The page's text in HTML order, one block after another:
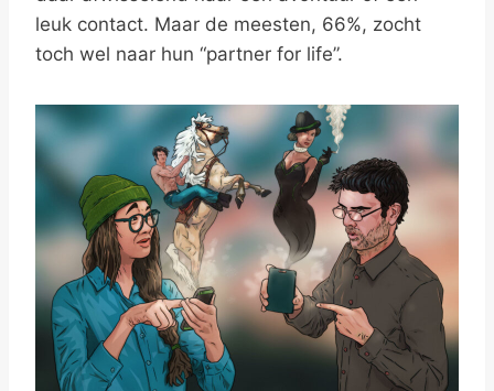
leuk contact. Maar de meesten, 66%, zocht
toch wel naar hun “partner for life”.